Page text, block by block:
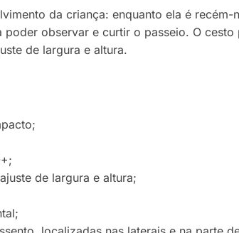
da criança: enquanto ela é
observar e curtir o passeio. O
de largura e altura.
de largura e altura;